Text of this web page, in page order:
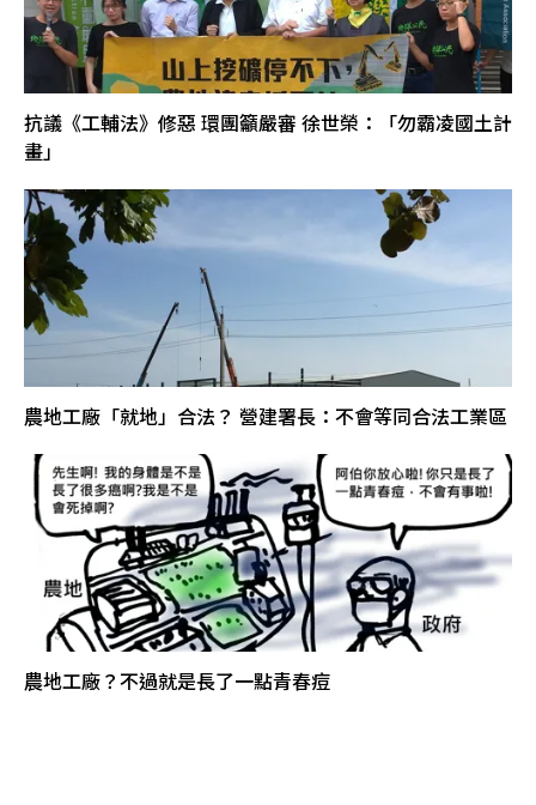
抗議《工輔法》修惡 環團籲嚴審 徐世榮：「勿霸凌國土計
畫」
農地工廠「就地」合法？ 營建署長：不會等同合法工業區
農地工廠？不過就是長了一點青春痘